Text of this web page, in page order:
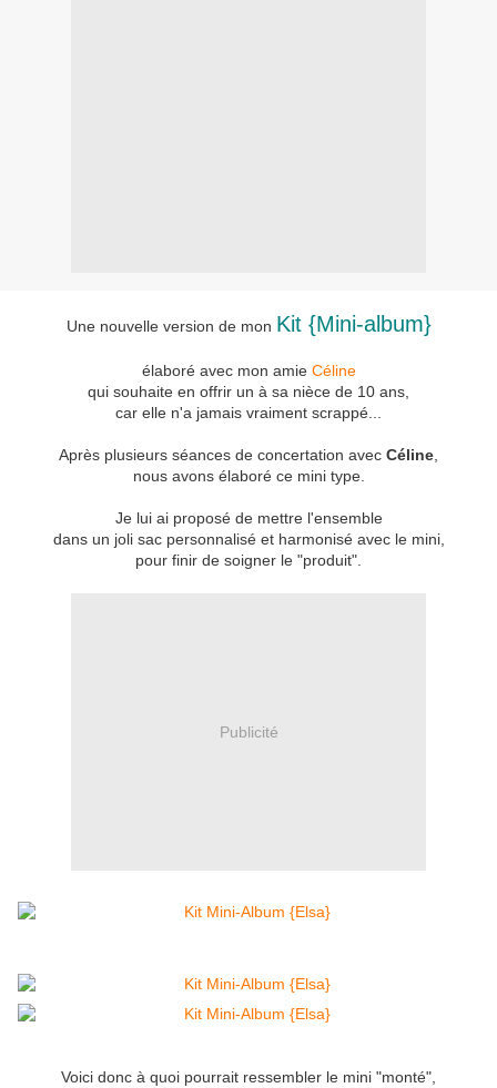
Une nouvelle version de mon Kit {Mini-album}
élaboré avec mon amie Céline
qui souhaite en offrir un à sa nièce de 10 ans,
car elle n'a jamais vraiment scrappé...
Après plusieurs séances de concertation avec Céline
nous avons élaboré ce mini type.
Je lui ai proposé de mettre l'ensemble
dans un joli sac personnalisé et harmonisé avec le mini,
pour finir de soigner le "produit".
Publicité
Voici donc à quoi pourrait ressembler le mini "monté",